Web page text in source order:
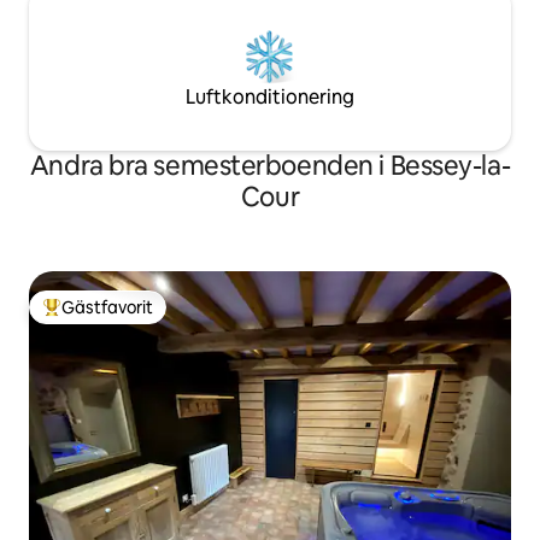
Luftkonditionering
Andra bra semesterboenden i Bessey-la-
Cour
Populär gästfavorit
Gästfavorit